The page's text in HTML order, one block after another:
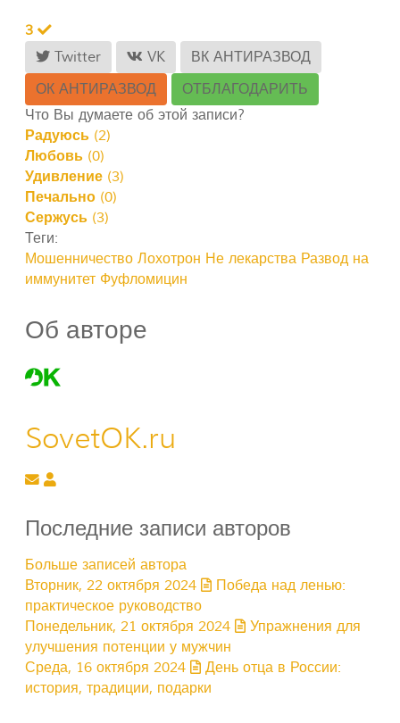
3
Twitter
VK
ВК АНТИРАЗВОД
ОК АНТИРАЗВОД
ОТБЛАГОДАРИТЬ
Что Вы думаете об этой записи?
Радуюсь (2)
Любовь (0)
Удивление (3)
Печально (0)
Сержусь (3)
Теги:
Мошенничество Лохотрон Не лекарства Развод на
иммунитет Фуфломицин
Об авторе
SovetOK.ru
Подписаться на обновление автора
SovetOK.ru
Последние записи авторов
Больше записей автора
Вторник, 22 октября 2024
Победа над ленью:
практическое руководство
Понедельник, 21 октября 2024
Упражнения для
улучшения потенции у мужчин
Среда, 16 октября 2024
День отца в России:
история, традиции, подарки